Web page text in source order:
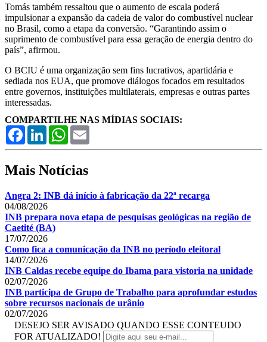
Tomás também ressaltou que o aumento de escala poderá
impulsionar a expansão da cadeia de valor do combustível nuclear
no Brasil, como a etapa da conversão. “Garantindo assim o
suprimento de combustível para essa geração de energia dentro do
país”, afirmou.
O BCIU é uma organização sem fins lucrativos, apartidária e
sediada nos EUA, que promove diálogos focados em resultados
entre governos, instituições multilaterais, empresas e outras partes
interessadas.
COMPARTILHE NAS MÍDIAS SOCIAIS:
FacebookLinkedInWhatsApp
Mais Notícias
Angra 2: INB dá início à fabricação da 22ª recarga
04/08/2026
INB prepara nova etapa de pesquisas geológicas na região de
Caetité (BA)
17/07/2026
Como fica a comunicação da INB no período eleitoral
14/07/2026
INB Caldas recebe equipe do Ibama para vistoria na unidade
02/07/2026
INB participa de Grupo de Trabalho para aprofundar estudos
sobre recursos nacionais de urânio
02/07/2026
DESEJO SER AVISADO QUANDO ESSE CONTEUDO
FOR ATUALIZADO!